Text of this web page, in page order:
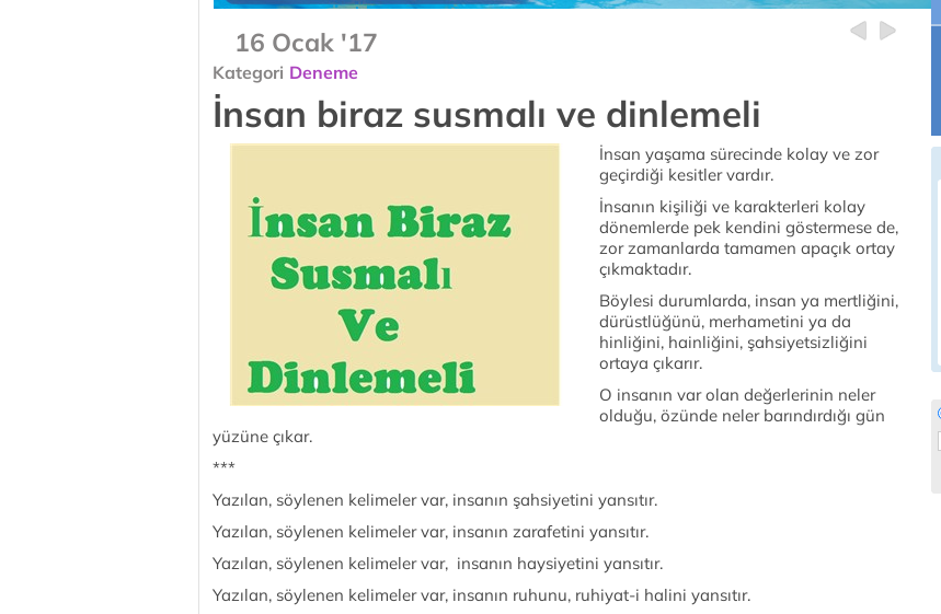
16 Ocak '17
Kategori Deneme
İnsan biraz susmalı ve dinlemeli
İnsan yaşama sürecinde kolay ve zor
geçirdiği kesitler vardır.
İnsanın kişiliği ve karakterleri kolay
dönemlerde pek kendini göstermese de,
zor zamanlarda tamamen apaçık ortay
çıkmaktadır.
Böylesi durumlarda, insan ya mertliğini,
dürüstlüğünü, merhametini ya da
hinliğini, hainliğini, şahsiyetsizliğini
ortaya çıkarır.
O insanın var olan değerlerinin neler
olduğu, özünde neler barındırdığı gün
yüzüne çıkar.
***
Yazılan, söylenen kelimeler var, insanın şahsiyetini yansıtır.
Yazılan, söylenen kelimeler var, insanın zarafetini yansıtır.
Yazılan, söylenen kelimeler var, insanın haysiyetini yansıtır.
Yazılan, söylenen kelimeler var, insanın ruhunu, ruhiyat-i halini yansıtır.